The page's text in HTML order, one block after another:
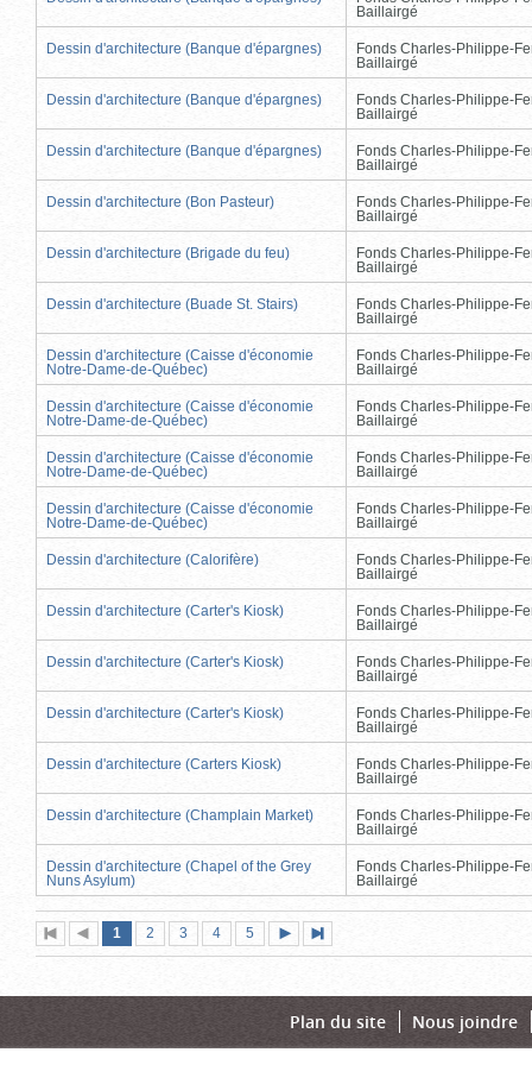
Baillairgé
Dessin d'architecture (Banque d'épargnes)
Fonds Charles-Philippe-
Baillairgé
Dessin d'architecture (Banque d'épargnes)
Fonds Charles-Philippe-
Baillairgé
Dessin d'architecture (Banque d'épargnes)
Fonds Charles-Philippe-
Baillairgé
Dessin d'architecture (Bon Pasteur)
Fonds Charles-Philippe-
Baillairgé
Dessin d'architecture (Brigade du feu)
Fonds Charles-Philippe-
Baillairgé
Dessin d'architecture (Buade St. Stairs)
Fonds Charles-Philippe-
Baillairgé
Dessin d'architecture (Caisse d'économie
Notre-Dame-de-Québec)
Fonds Charles-Philippe-
Baillairgé
Dessin d'architecture (Caisse d'économie
Notre-Dame-de-Québec)
Fonds Charles-Philippe-
Baillairgé
Dessin d'architecture (Caisse d'économie
Notre-Dame-de-Québec)
Fonds Charles-Philippe-
Baillairgé
Dessin d'architecture (Caisse d'économie
Notre-Dame-de-Québec)
Fonds Charles-Philippe-
Baillairgé
Dessin d'architecture (Calorifère)
Fonds Charles-Philippe-
Baillairgé
Dessin d'architecture (Carter's Kiosk)
Fonds Charles-Philippe-
Baillairgé
Dessin d'architecture (Carter's Kiosk)
Fonds Charles-Philippe-
Baillairgé
Dessin d'architecture (Carter's Kiosk)
Fonds Charles-Philippe-
Baillairgé
Dessin d'architecture (Carters Kiosk)
Fonds Charles-Philippe-
Baillairgé
Dessin d'architecture (Champlain Market)
Fonds Charles-Philippe-
Baillairgé
Dessin d'architecture (Chapel of the Grey
Nuns Asylum)
Fonds Charles-Philippe-
Baillairgé
Première
page
Page
précédente
Page
1 (page
actuelle)
Page
2 Page
3 Page
4 Page
5
suivante
page
Plan du site Nous joindre